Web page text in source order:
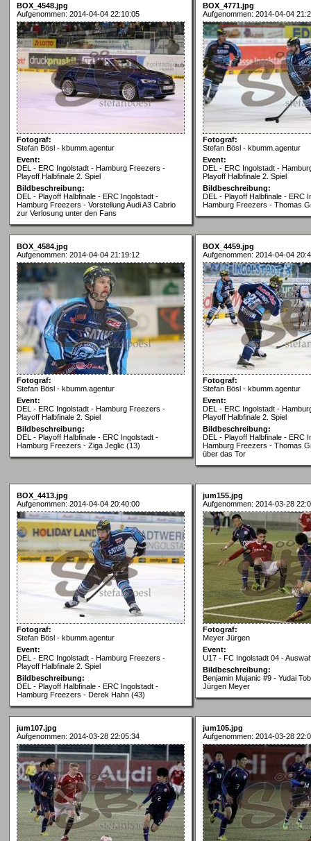
BOX_4548.jpg
Aufgenommen: 2014-04-04 22:10:05
Fotograf:
Stefan Bösl - kbumm.agentur
Event:
DEL - ERC Ingolstadt - Hamburg Freezers -
Playoff Halbfinale 2. Spiel
Bildbeschreibung:
DEL - Playoff Halbfinale - ERC Ingolstadt -
Hamburg Freezers - Vorstellung Audi A3 Cabrio
zur Verlosung unter den Fans
BOX_4771.jpg
Aufgenommen: 2014-04-04
Fotograf:
Stefan Bösl - kbumm.agentur
Event:
DEL - ERC Ingolstadt -
Playoff Halbfinale 2. Spiel
Bildbeschreibung:
DEL - Playoff Halbfinale - ERC
Hamburg Freezers - Thomas
BOX_4584.jpg
Aufgenommen: 2014-04-04 21:19:12
Fotograf:
Stefan Bösl - kbumm.agentur
Event:
DEL - ERC Ingolstadt - Hamburg Freezers -
Playoff Halbfinale 2. Spiel
Bildbeschreibung:
DEL - Playoff Halbfinale - ERC Ingolstadt -
Hamburg Freezers - Ziga Jeglic (13)
BOX_4459.jpg
Aufgenommen: 2014-04-04
Fotograf:
Stefan Bösl - kbumm.agentur
Event:
DEL - ERC Ingolstadt -
Playoff Halbfinale 2. Spiel
Bildbeschreibung:
DEL - Playoff Halbfinale - ERC
Hamburg Freezers - Thomas
über das Tor
BOX_4413.jpg
Aufgenommen: 2014-04-04 20:40:00
Fotograf:
Stefan Bösl - kbumm.agentur
Event:
DEL - ERC Ingolstadt - Hamburg Freezers -
Playoff Halbfinale 2. Spiel
Bildbeschreibung:
DEL - Playoff Halbfinale - ERC Ingolstadt -
Hamburg Freezers - Derek Hahn (43)
jum155.jpg
Aufgenommen: 2014-03-28
Fotograf:
Meyer Jürgen
Event:
U17 - FC Ingolstadt 04 -
Bildbeschreibung:
Benjamin Mujanic #9 - Yudai
Jürgen Meyer
jum107.jpg
Aufgenommen: 2014-03-28 22:05:34
jum105.jpg
Aufgenommen: 2014-03-28